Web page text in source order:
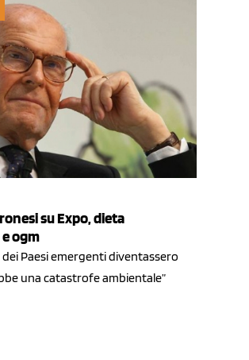
su Expo, dieta
ogm
dei Paesi emergenti diventassero
una catastrofe ambientale”